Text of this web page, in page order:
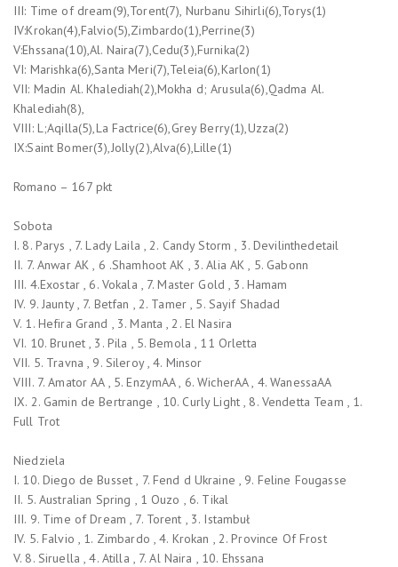
III: Time of dream(9),Torent(7), Nurbanu Sihirli(6),Torys(1)
IV:Krokan(4),Falvio(5),Zimbardo(1),Perrine(3)
V:Ehssana(10),Al. Naira(7),Cedu(3),Furnika(2)
VI: Marishka(6),Santa Meri(7),Teleia(6),Karlon(1)
VII: Madin Al. Khalediah(2),Mokha d; Arusula(6),Qadma Al.
Khalediah(8),
VIII: L;Aqilla(5),La Factrice(6),Grey Berry(1),Uzza(2)
IX:Saint Bomer(3),Jolly(2),Alva(6),Lille(1)
Romano – 167 pkt
Sobota
I. 8. Parys , 7. Lady Laila , 2. Candy Storm , 3. Devilinthedetail
II. 7. Anwar AK , 6 .Shamhoot AK , 3. Alia AK , 5. Gabonn
III. 4.Exostar , 6. Vokala , 7. Master Gold , 3. Hamam
IV. 9. Jaunty , 7. Betfan , 2. Tamer , 5. Sayif Shadad
V. 1. Hefira Grand , 3. Manta , 2. El Nasira
VI. 10. Brunet , 3. Pila , 5. Bemola , 11 Orletta
VII. 5. Travna , 9. Sileroy , 4. Minsor
VIII. 7. Amator AA , 5. EnzymAA , 6. WicherAA , 4. WanessaAA
IX. 2. Gamin de Bertrange , 10. Curly Light , 8. Vendetta Team , 1.
Full Trot
Niedziela
I. 10. Diego de Busset , 7. Fend d Ukraine , 9. Feline Fougasse
II. 5. Australian Spring , 1 Ouzo , 6. Tikal
III. 9. Time of Dream , 7. Torent , 3. Istambuł
IV. 5. Falvio , 1. Zimbardo , 4. Krokan , 2. Province Of Frost
V. 8. Siruella , 4. Atilla , 7. Al Naira , 10. Ehssana